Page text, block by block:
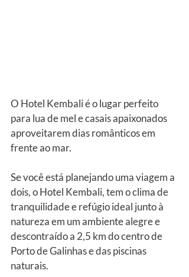
O Hotel Kembali é o lugar perfeito
para lua de mel e casais apaixonados
aproveitarem dias românticos em
frente ao mar.
Se você está planejando uma viagem a
dois, o Hotel Kembali, tem o clima de
tranquilidade e refúgio ideal junto à
natureza em um ambiente alegre e
descontraído a 2,5 km do centro de
Porto de Galinhas e das piscinas
naturais.